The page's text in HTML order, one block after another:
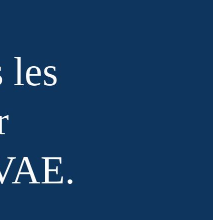
les